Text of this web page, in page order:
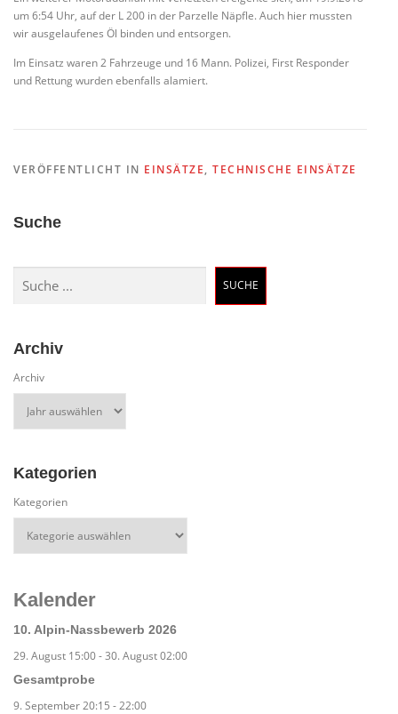
um 6:54 Uhr, auf der L 200 in der Parzelle Näpfle. Auch hier mussten
wir ausgelaufenes Öl binden und entsorgen.
Im Einsatz waren 2 Fahrzeuge und 16 Mann. Polizei, First Responder
und Rettung wurden ebenfalls alamiert.
VERÖFFENTLICHT IN EINSÄTZE, TECHNISCHE EINSÄTZE
Suche
SUCHE
Archiv
Archiv
Kategorien
Kategorien
Kalender
10. Alpin-Nassbewerb 2026
29. August 15:00-30. August 02:00
Gesamtprobe
9. September 20:15 -22:00